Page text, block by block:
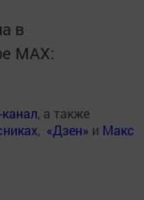
в
MАХ:
, а также
, «Дзен» и Макс